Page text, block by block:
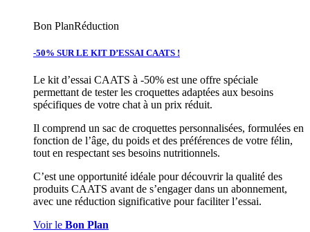
Bon PlanRéduction
-50% SUR LE KIT D’ESSAI CAATS !
Le kit d’essai CAATS à -50% est une offre spéciale
permettant de tester les croquettes adaptées aux besoins
spécifiques de votre chat à un prix réduit.
Il comprend un sac de croquettes personnalisées, formulées en
fonction de l’âge, du poids et des préférences de votre félin,
tout en respectant ses besoins nutritionnels.
C’est une opportunité idéale pour découvrir la qualité des
produits CAATS avant de s’engager dans un abonnement,
avec une réduction significative pour faciliter l’essai.
Voir le Bon Plan